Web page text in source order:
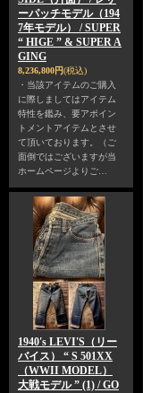
ーパッチモデル（194
7年モデル） / SUPER
“ HIGE ” & SUPER A
GING
8,236,800円(税込)
・当該アイテムのご購入
に際しましてはアイテム
特性を鑑み、要アポイン
トメントアイテムとさせ
て頂いております。（ご
面倒ではございますが当
ホームページよりご…
1940's LEVI'S（リー
バイス） “ S 501XX
（WWII MODEL）
大戦モデル ” (1) / GO